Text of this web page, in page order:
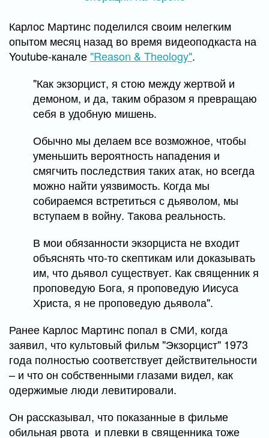
Карлос Мартинс поделился своим нелегким
опытом месяц назад во время видеоподкаста на
Youtube-канале "Reason & Theology".
"Как экзорцист, я стою между жертвой и
демоном, и да, таким образом я превращаю
себя в удобную мишень.
Обычно мы делаем все возможное, чтобы
уменьшить вероятность нападения и
смягчить последствия таких атак, но всегда
можно найти уязвимость. Когда мы
собираемся встретиться с дьяволом, мы
вступаем в войну. Такова реальность.
В мои обязанности экзорциста не входит
объяснять что-то скептикам или доказывать
им, что дьявол существует. Как священник я
проповедую Бога, я проповедую Иисуса
Христа, я не проповедую дьявола".
Ранее Карлос Мартинс попал в СМИ, когда
заявил, что культовый фильм "Экзорцист" 1973
года полностью соответствует действительности
– и что он собственными глазами видел, как
одержимые люди левитировали.
Он рассказывал, что показанные в фильме
обильная рвота и плевки в священника тоже